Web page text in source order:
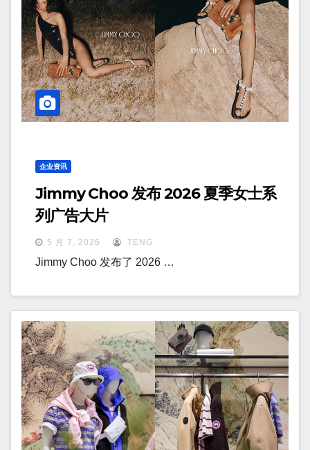
企业资讯
Jimmy Choo 发布 2026 夏季女士系
列广告大片
5 月 7, 2026 TENG
Jimmy Choo 发布了 2026 …